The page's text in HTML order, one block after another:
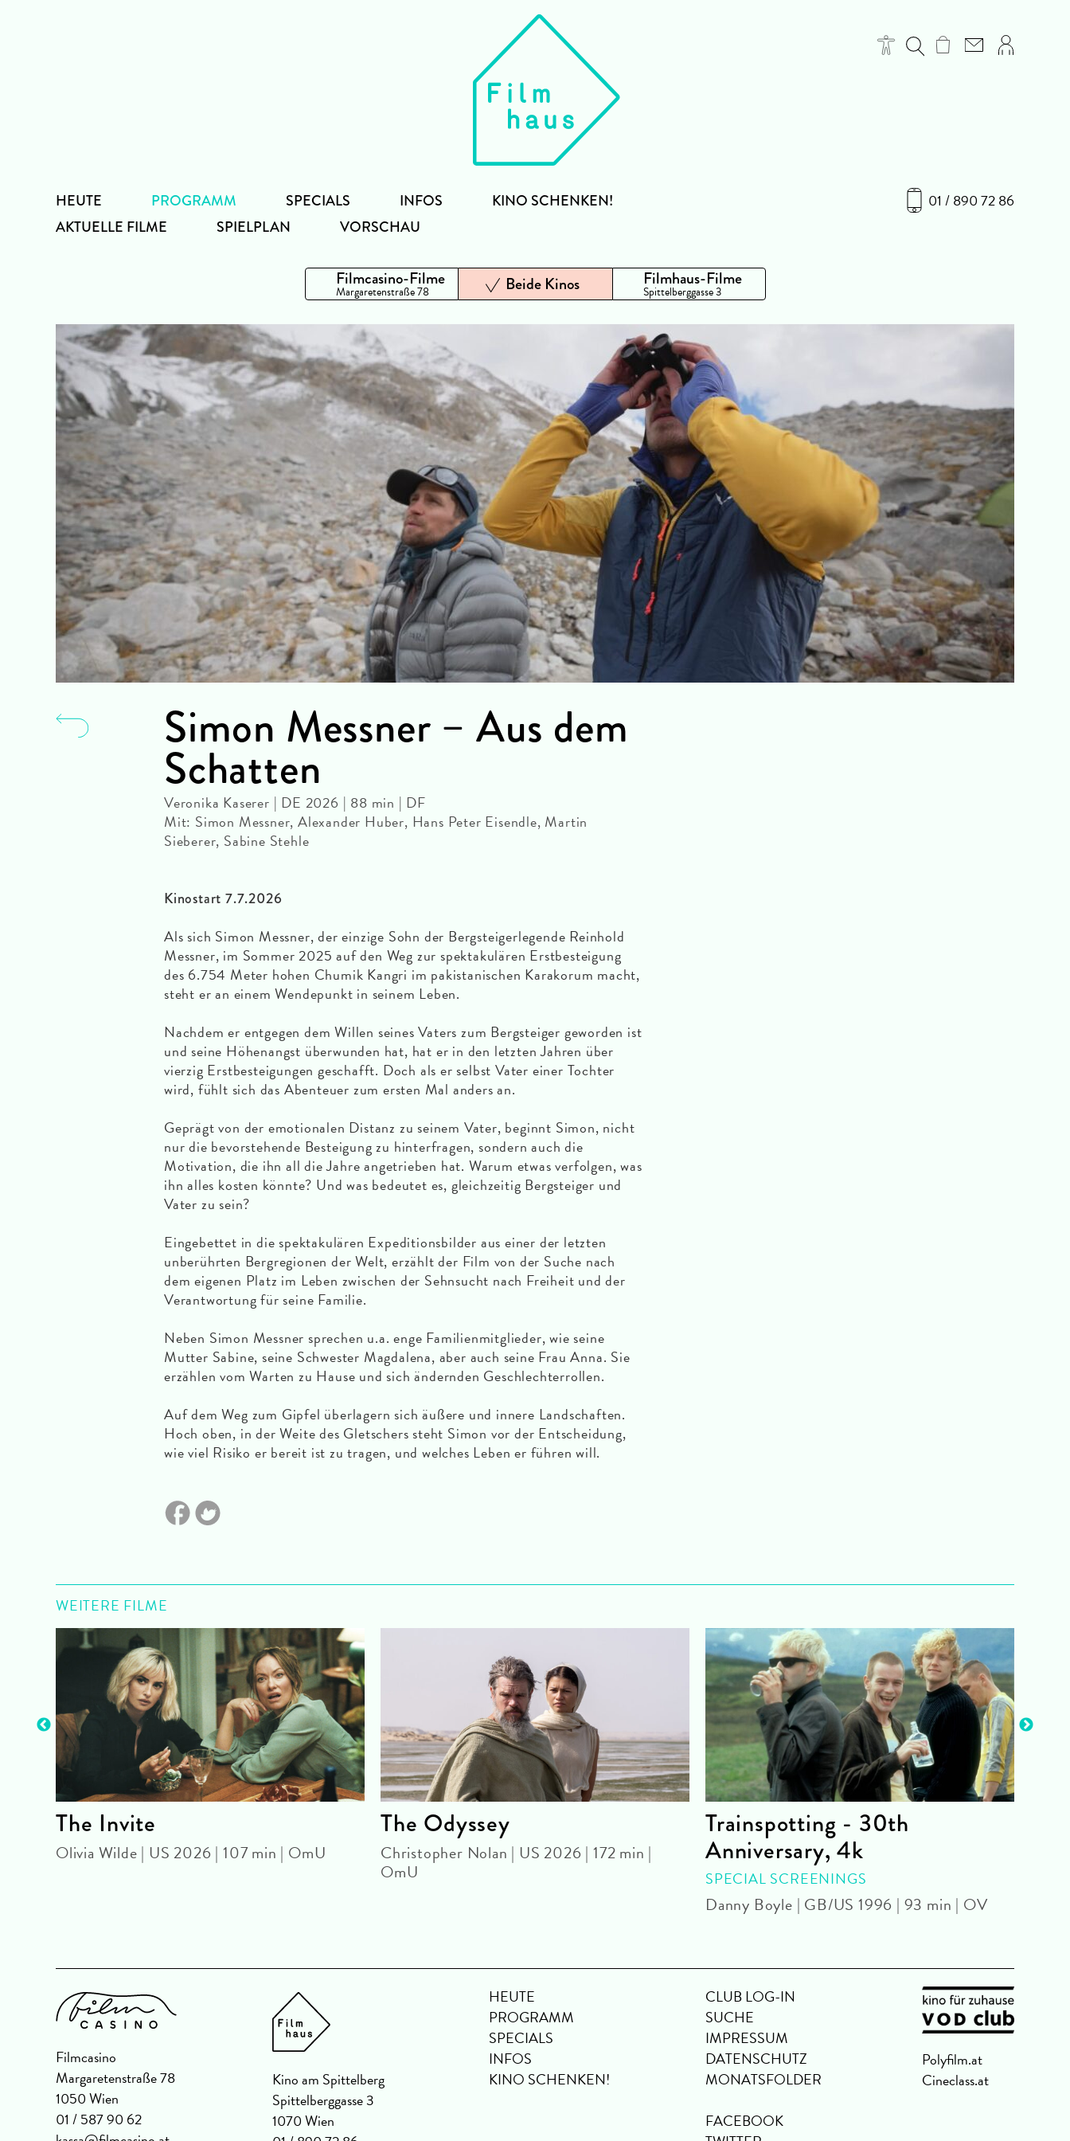
01 / 890 72 86
HEUTE
PROGRAMM
AKTUELLE FILME
SPIELPLAN VORSCHAU
SPECIALS INFOS KINO SCHENKEN!
Filmcasino-Filme
Margaretenstraße 78 Beide Kinos Filmhaus-Filme
Spittelberggasse 3
Simon Messner – Aus dem
Schatten
Veronika Kaserer | DE 2026 | 88 min | DF
Mit: Simon Messner, Alexander Huber, Hans Peter Eisendle, Martin
Sieberer, Sabine Stehle
Kinostart 7.7.2026
Als sich Simon Messner, der einzige Sohn der Bergsteigerlegende Reinhold
Messner, im Sommer 2025 auf den Weg zur spektakulären Erstbesteigung
des 6.754 Meter hohen Chumik Kangri im pakistanischen Karakorum macht,
steht er an einem Wendepunkt in seinem Leben.
Nachdem er entgegen dem Willen seines Vaters zum Bergsteiger geworden ist
und seine Höhenangst überwunden hat, hat er in den letzten Jahren über
vierzig Erstbesteigungen geschafft. Doch als er selbst Vater einer Tochter
wird, fühlt sich das Abenteuer zum ersten Mal anders an.
Geprägt von der emotionalen Distanz zu seinem Vater, beginnt Simon, nicht
nur die bevorstehende Besteigung zu hinterfragen, sondern auch die
Motivation, die ihn all die Jahre angetrieben hat. Warum etwas verfolgen, was
ihn alles kosten könnte? Und was bedeutet es, gleichzeitig Bergsteiger und
Vater zu sein?
Eingebettet in die spektakulären Expeditionsbilder aus einer der letzten
unberührten Bergregionen der Welt, erzählt der Film von der Suche nach
dem eigenen Platz im Leben zwischen der Sehnsucht nach Freiheit und der
Verantwortung für seine Familie.
Neben Simon Messner sprechen u.a. enge Familienmitglieder, wie seine
Mutter Sabine, seine Schwester Magdalena, aber auch seine Frau Anna. Sie
erzählen vom Warten zu Hause und sich ändernden Geschlechterrollen.
Auf dem Weg zum Gipfel überlagern sich äußere und innere Landschaften.
Hoch oben, in der Weite des Gletschers steht Simon vor der Entscheidung,
wie viel Risiko er bereit ist zu tragen, und welches Leben er führen will.
WEITERE FILME
The Invite
Olivia Wilde | US 2026 | 107 min | OmU
The Odyssey
Christopher Nolan | US 2026 | 172 min |
OmU
Trainspotting - 30th
Anniversary, 4k
SPECIAL SCREENINGS
Danny Boyle | GB/US 1996 | 93 min | OV
Filmcasino
Margaretenstraße 78
1050 Wien
01 / 587 90 62
Kino am Spittelberg
Spittelberggasse 3
1070 Wien
HEUTE
PROGRAMM
SPECIALS
INFOS
KINO SCHENKEN!
CLUB LOG-IN
SUCHE
IMPRESSUM
DATENSCHUTZ
MONATSFOLDER
FACEBOOK
Polyfilm.at
Cineclass.at